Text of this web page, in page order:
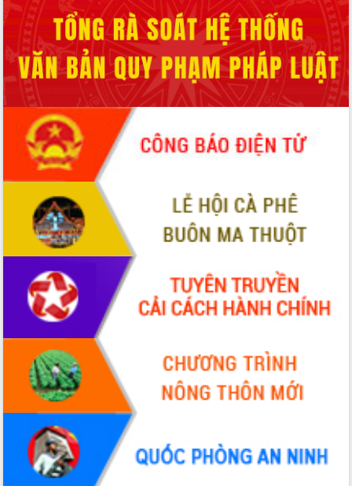
Hội thảo khoa học “Giải pháp thúc đẩy
phát triển nền kinh tế xanh tại tỉnh
Đắk Lắk”
Tăng cường giám sát, đôn đốc thực
hiện nhiệm vụ quản lý tài sản công
hàng tuần
Tháo gỡ những vướng mắc, đẩy mạnh
công tác cải cách thủ tục hành chính
tại Trung tâm Phục vụ hành chính
công tỉnh
Đắk Lắk: Tôn vinh 46 giải pháp tại Hội
thi Sáng tạo Kỹ thuật 2024 - 2025
Đắk Lắk rà soát, điều chỉnh Đề án 190
về phát triển nuôi trồng thủy sản
Phó Chủ tịch UBND tỉnh Đắk Lắk
Trương Công Thái kiểm tra thực địa
Dự án cao tốc Khánh Hòa - Buôn Ma
Thuột
Định vị cà phê Việt Nam như một “di
sản sống” trong dòng chảy toàn cầu
Xây dựng nông thôn mới: Nâng cao đời
sống người dân từ những mô hình thiết
thực
Quyết liệt tháo gỡ vướng mắc, đẩy
nhanh tiến độ các dự án trọng điểm
trong Khu kinh tế Nam Phú Yên
Hòn Yến phát triển du lịch gắn với bảo
tồn biển